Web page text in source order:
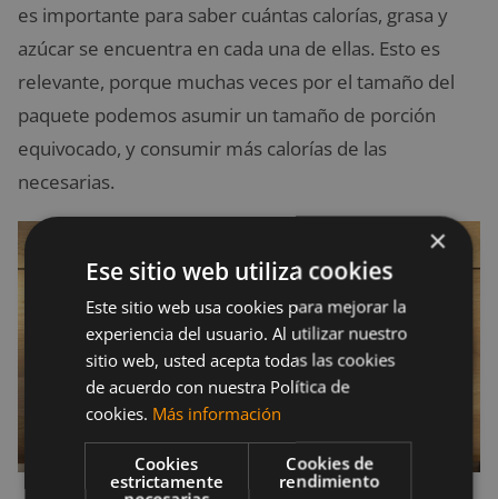
es importante para saber cuántas calorías, grasa y
azúcar se encuentra en cada una de ellas. Esto es
relevante, porque muchas veces por el tamaño del
paquete podemos asumir un tamaño de porción
equivocado, y consumir más calorías de las
necesarias.
×
Ese sitio web utiliza cookies
Este sitio web usa cookies para mejorar la
experiencia del usuario. Al utilizar nuestro
sitio web, usted acepta todas las cookies
de acuerdo con nuestra Política de
cookies. Más información
Cookies
estrictamente
Cookies de
rendimiento